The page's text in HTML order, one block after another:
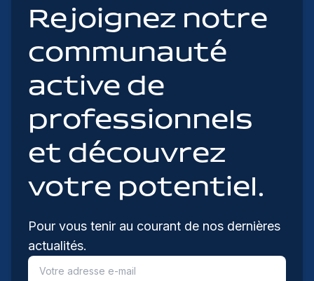
Rejoignez notre
communauté
active de
professionnels
et découvrez
votre potentiel.
Pour vous tenir au courant de nos dernières
actualités.